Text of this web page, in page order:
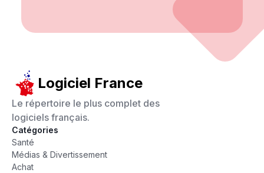
Logiciel France
Le répertoire le plus complet des
logiciels français.
Catégories
Santé
Médias & Divertissement
Achat